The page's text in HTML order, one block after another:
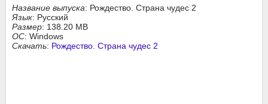
Название выпуска: Рождество. Страна чудес 2
Язык: Русский
Размер: 138.20 MB
ОС: Windows
Скачать: Рождество. Страна чудес 2